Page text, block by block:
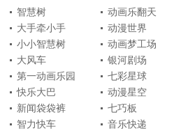
智慧树
动画乐翻天
大手牵小手
动漫世界
小小智慧树
动画梦工场
大风车
银河剧场
第一动画乐园
七彩星球
快乐大巴
动漫星空
新闻袋袋裤
七巧板
智力快车
音乐快递